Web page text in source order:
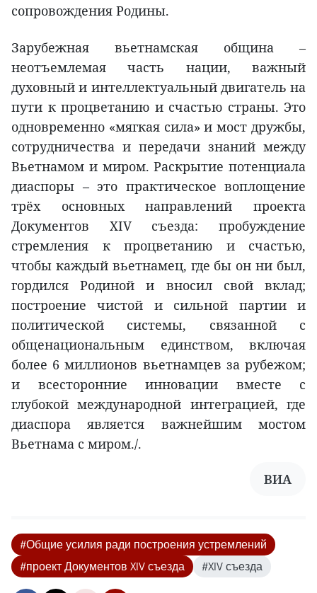
сопровождения Родины.
Зарубежная вьетнамская община –
неотъемлемая часть нации, важный
духовный и интеллектуальный двигатель на
пути к процветанию и счастью страны. Это
одновременно «мягкая сила» и мост дружбы,
сотрудничества и передачи знаний между
Вьетнамом и миром. Раскрытие потенциала
диаспоры – это практическое воплощение
трёх основных направлений проекта
Документов XIV съезда: пробуждение
стремления к процветанию и счастью,
чтобы каждый вьетнамец, где бы он ни был,
гордился Родиной и вносил свой вклад;
построение чистой и сильной партии и
политической системы, связанной с
общенациональным единством, включая
более 6 миллионов вьетнамцев за рубежом;
и всесторонние инновации вместе с
глубокой международной интеграцией, где
диаспора является важнейшим мостом
Вьетнама с миром./.
ВИА
#Общие усилия ради построения устремлений
#проект Документов XIV съезда
#XIV съезда